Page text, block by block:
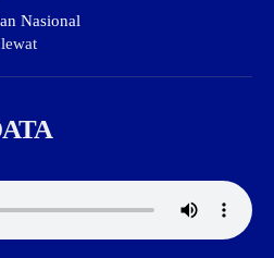
Nasional